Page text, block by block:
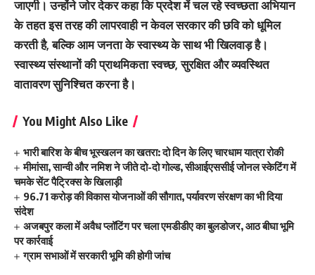
जाएगी। उन्होंने जोर देकर कहा कि प्रदेश में चल रहे स्वच्छता अभियान
के तहत इस तरह की लापरवाही न केवल सरकार की छवि को धूमिल
करती है, बल्कि आम जनता के स्वास्थ्य के साथ भी खिलवाड़ है।
स्वास्थ्य संस्थानों की प्राथमिकता स्वच्छ, सुरक्षित और व्यवस्थित
वातावरण सुनिश्चित करना है।
You Might Also Like
भारी बारिश के बीच भूस्खलन का खतरा: दो दिन के लिए चारधाम यात्रा रोकी
मीमांसा, सान्वी और नमिश ने जीते दो-दो गोल्ड, सीआईएससीई जोनल स्केटिंग में
चमके सेंट पैट्रिक्स के खिलाड़ी
96.71 करोड़ की विकास योजनाओं की सौगात, पर्यावरण संरक्षण का भी दिया
संदेश
अजबपुर कला में अवैध प्लॉटिंग पर चला एमडीडीए का बुलडोजर, आठ बीघा भूमि
पर कार्रवाई
ग्राम सभाओं में सरकारी भूमि की होगी जांच